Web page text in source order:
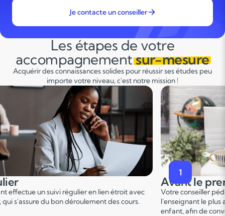
Je contacte un conseiller
Les étapes de votre
accompagnementsur-mesure
Acquérir des connaissances solides pour réussir ses études peu
importe votre niveau, c'est notre mission !
cours
pédagogique vous met en relation avec
adapté en fonction du profil de votre
2
Pendant le
Ce 1er cours permet
points forts et de
sur le programme.